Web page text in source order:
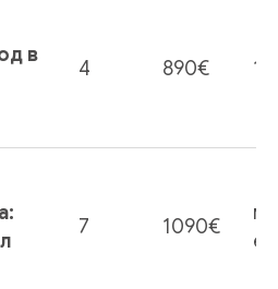
в
4 890€ 10
7 1090€